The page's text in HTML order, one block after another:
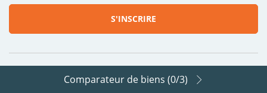
Suivez-nous sur les réseaux
Comparateur de biens (0/3)